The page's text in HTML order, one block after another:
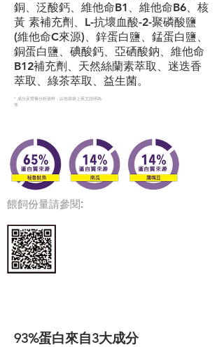
銅、泛酸鈣、維他命B1、維他命B6、核
黃 素補充劑、L-抗壞血酸-2-聚磷酸鹽
(維他命C來源)、鋅蛋白鹽、錳蛋白鹽、
銅蛋白鹽、碘酸鈣、亞硒酸鈉、維他命
B12補充劑、天然絲蘭素萃取、迷迭香
萃取、綠茶萃取、益生菌。
* 成分及營養分析資料，以包裝袋上英文說明為
準
餵飼份量請參閱:
93%蛋白來自3大成分